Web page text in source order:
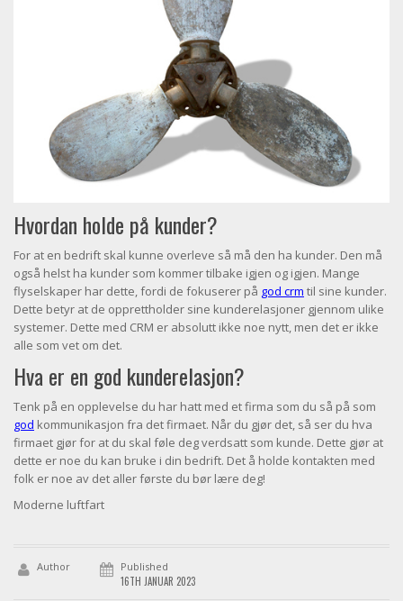
Hvordan holde på kunder?
For at en bedrift skal kunne overleve så må den ha kunder. Den må
også helst ha kunder som kommer tilbake igjen og igjen. Mange
flyselskaper har dette, fordi de fokuserer på god crm til sine kunder.
Dette betyr at de opprettholder sine kunderelasjoner gjennom ulike
systemer. Dette med CRM er absolutt ikke noe nytt, men det er ikke
alle som vet om det.
Hva er en god kunderelasjon?
Tenk på en opplevelse du har hatt med et firma som du så på som
god kommunikasjon fra det firmaet. Når du gjør det, så ser du hva
firmaet gjør for at du skal føle deg verdsatt som kunde. Dette gjør at
dette er noe du kan bruke i din bedrift. Det å holde kontakten med
folk er noe av det aller første du bør lære deg!
Moderne luftfart
Author Published
16TH JANUAR 2023